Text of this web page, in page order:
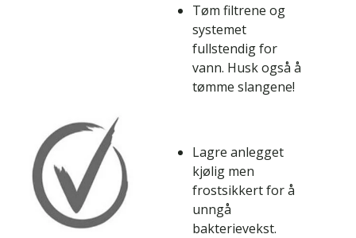
Tøm filtrene og
systemet
fullstendig for
vann. Husk også å
tømme slangene!
Lagre anlegget
kjølig men
frostsikkert for å
unngå
bakterievekst.